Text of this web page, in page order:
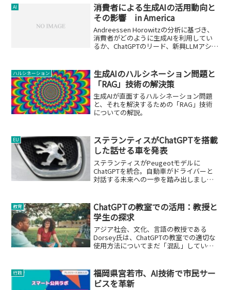
AI
消費者による生成AIの活用動向と
その影響 in America
Andreessen Horowitzの分析に基づき、
消費者がどのように生成AIを利用してい
るか、ChatGPTのリード、新興LLMアシス
ハルシネーション
生成AIのハルシネーション問題と
「RAG」技術の解決策
生成AIが直面するハルシネーション問題
と、それを解決するための「RAG」技術
についての解説。
EU
ステランティスがChatGPTを搭載
した話せる車を発表
ステランティスがPeugeotモデルに
ChatGPTを統合。自動車がドライバーと
対話する未来への一歩を踏み出しまし
教育
ChatGPTの教室での活用：教授と
学生の探求
アジア社会、文化、言語の教授である
Dorsey氏は、ChatGPTの教室での適切な
使用方法についてまだ「混乱」している
行政
福岡県宮若市、AI技術で市民サー
ビスを革新